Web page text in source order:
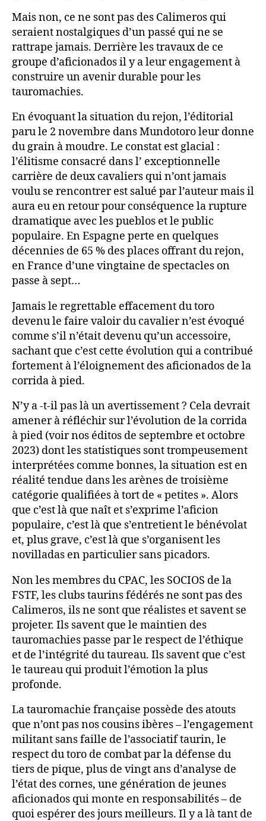
Mais non, ce ne sont pas des Calimeros qui
seraient nostalgiques d’un passé qui ne se
rattrape jamais. Derrière les travaux de ce
groupe d’aficionados il y a leur engagement à
construire un avenir durable pour les
tauromachies.
En évoquant la situation du rejon, l’éditorial
paru le 2 novembre dans Mundotoro leur donne
du grain à moudre. Le constat est glacial :
l’élitisme consacré dans l’ exceptionnelle
carrière de deux cavaliers qui n’ont jamais
voulu se rencontrer est salué par l’auteur mais il
aura eu en retour pour conséquence la rupture
dramatique avec les pueblos et le public
populaire. En Espagne perte en quelques
décennies de 65 % des places offrant du rejon,
en France d’une vingtaine de spectacles on
passe à sept…
Jamais le regrettable effacement du toro
devenu le faire valoir du cavalier n’est évoqué
comme s’il n’était devenu qu’un accessoire,
sachant que c’est cette évolution qui a contribué
fortement à l’éloignement des aficionados de la
corrida à pied.
N’y a -t-il pas là un avertissement ? Cela devrait
amener à réfléchir sur l’évolution de la corrida
à pied (voir nos éditos de septembre et octobre
2023) dont les statistiques sont trompeusement
interprétées comme bonnes, la situation est en
réalité tendue dans les arènes de troisième
catégorie qualifiées à tort de « petites ». Alors
que c’est là que naît et s’exprime l’aficion
populaire, c’est là que s’entretient le bénévolat
et, plus grave, c’est là que s’organisent les
novilladas en particulier sans picadors.
Non les membres du CPAC, les SOCIOS de la
FSTF, les clubs taurins fédérés ne sont pas des
Calimeros, ils ne sont que réalistes et savent se
projeter. Ils savent que le maintien des
tauromachies passe par le respect de l’éthique
et de l’intégrité du taureau. Ils savent que c’est
le taureau qui produit l’émotion la plus
profonde.
La tauromachie française possède des atouts
que n’ont pas nos cousins ibères – l’engagement
militant sans faille de l’associatif taurin, le
respect du toro de combat par la défense du
tiers de pique, plus de vingt ans d’analyse de
l’état des cornes, une génération de jeunes
aficionados qui monte en responsabilités – de
quoi espérer des jours meilleurs. Il y a là tant de